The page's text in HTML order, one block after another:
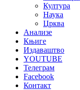
Култура
Наука
Црква
Анализе
Књиге
Издаваштво
YOUTUBE
Телеграм
Facebook
Контакт